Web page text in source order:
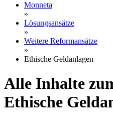
Monneta
»
Lösungsansätze
»
Weitere Reformansätze
»
Ethische Geldanlagen
Alle Inhalte
Ethische